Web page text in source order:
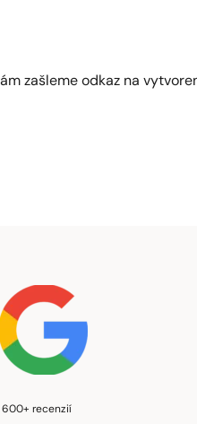
zašleme odkaz na
600+ recenzií